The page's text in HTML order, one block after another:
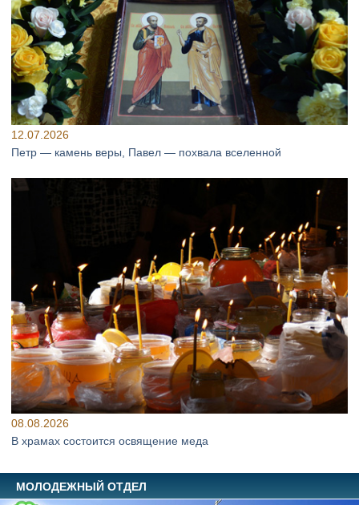
12.07.2026
Петр — камень веры, Павел — похвала вселенной
08.08.2026
В храмах состоится освящение меда
МОЛОДЕЖНЫЙ ОТДЕЛ